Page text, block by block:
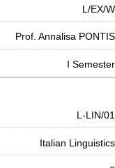
L/EX/W
Prof. Annalisa PONTIS
I Semester
L-LIN/01
Italian Linguistics